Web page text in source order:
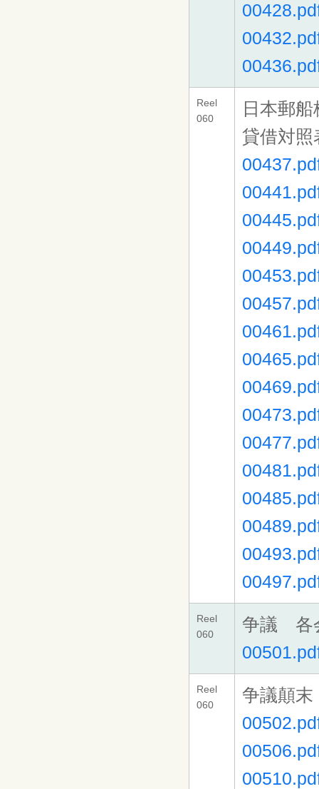
Reel
060
日本郵
貸借対照
Reel
060
争議 各
Reel
060
争議顛